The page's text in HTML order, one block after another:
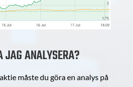
JAG ANALYSERA?
måste du göra en analys på